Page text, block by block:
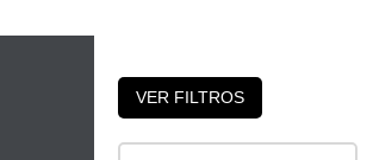
VER FILTROS